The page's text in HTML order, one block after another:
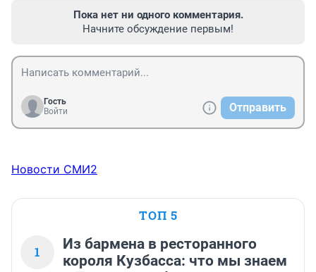
Пока нет ни одного комментария.
Начните обсуждение первым!
Гость
Войти
Отправить
Новости СМИ2
ТОП 5
1
Из бармена в ресторанного
короля Кузбасса: что мы знаем